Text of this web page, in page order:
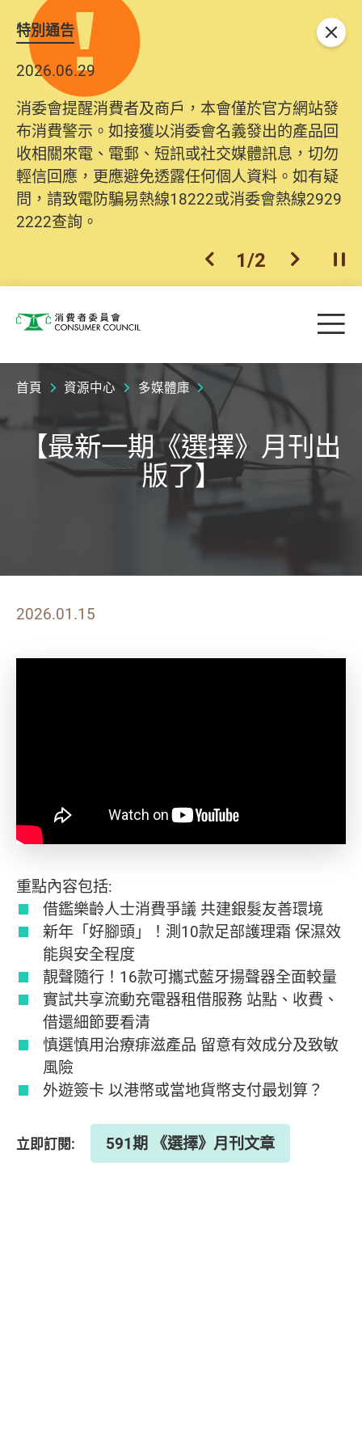
特別通告
2026.06.29
消委會提醒消費者及商戶，本會僅於官方網站發
布消費警示。如接獲以消委會名義發出的產品回
收相關來電、電郵、短訊或社交媒體訊息，切勿
輕信回應，更應避免透露任何個人資料。如有疑
問，請致電防騙易熱線18222或消委會熱線2929
2222查詢。
上一個
1/2 下一個開
關閉
消費者委員會 目
首頁 資源中心 多媒體庫
【最新一期《選擇》月刊出
版了】
2026.01.15
重點內容包括:
借鑑樂齡人士消費爭議 共建銀髮友善環境
新年「好腳頭」！測10款足部護理霜 保濕效
能與安全程度
靚聲隨行！16款可攜式藍牙揚聲器全面較量
實試共享流動充電器租借服務 站點、收費、
借還細節要看清
慎選慎用治療痱滋產品 留意有效成分及致敏
風險
外遊簽卡 以港幣或當地貨幣支付最划算？
立即訂閱: 591期 《選擇》月刊文章